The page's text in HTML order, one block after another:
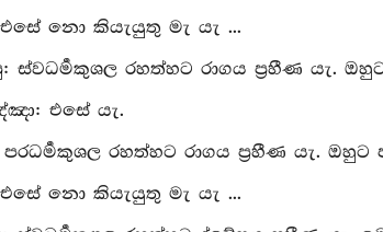
නො කියැයුතු මැ යැ ...
ස්වධර්‍මකුශල රහත්හට රාගය ප්‍රහීණ යැ.
එසේ යැ.
රහත්හට රාගය ප්‍රහීණ යැ. ඔහුට
නො කියැයුතු මැ යැ ...